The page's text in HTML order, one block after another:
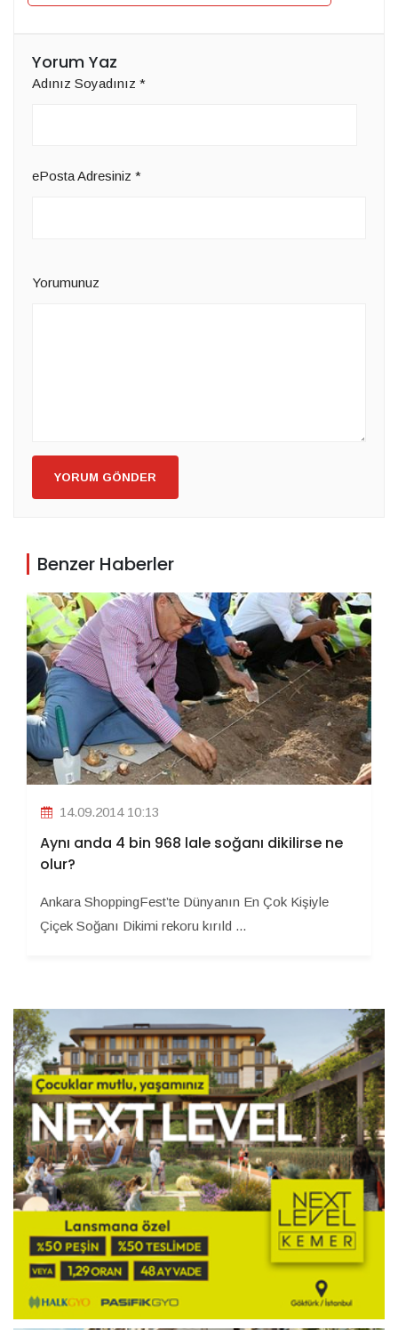
Yorum Yaz
Adınız Soyadınız *
ePosta Adresiniz *
Yorumunuz
YORUM GÖNDER
Benzer Haberler
14.09.2014 10:13
Aynı anda 4 bin 968 lale soğanı dikilirse ne
olur?
Ankara ShoppingFest’te Dünyanın En Çok Kişiyle
Çiçek Soğanı Dikimi rekoru kırıld ...